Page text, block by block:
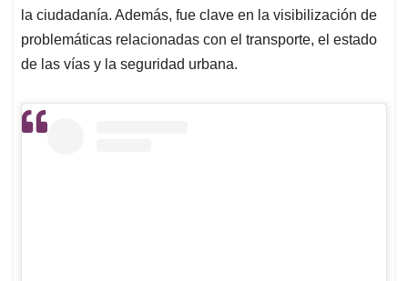
la ciudadanía. Además, fue clave en la visibilización de
problemáticas relacionadas con el transporte, el estado
de las vías y la seguridad urbana.